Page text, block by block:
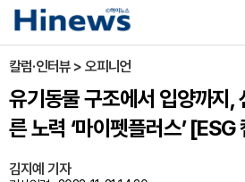
칼럼·인터뷰 > 오피니언
유기동물 구조에서 입양까지,
른 노력 ‘마이펫플러스’ [ESG
김지예 기자